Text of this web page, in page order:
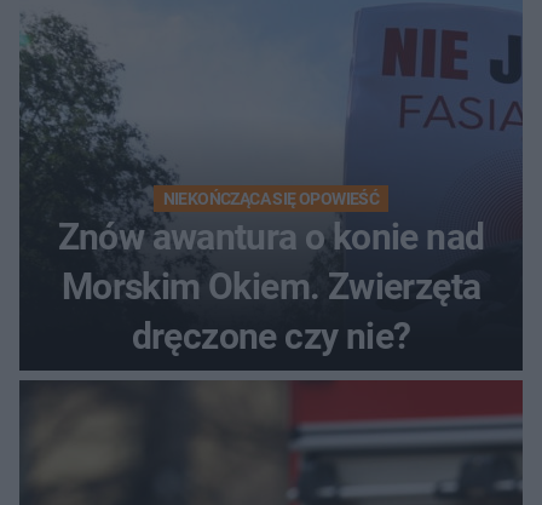
NIEKOŃCZĄCA SIĘ OPOWIEŚĆ
Znów awantura o konie nad
Morskim Okiem. Zwierzęta
dręczone czy nie?